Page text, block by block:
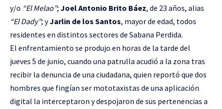
y/o “El Melao”; Joel Antonio Brito Báez, de 23 años, alias
“El Dady”; yJarlin de los Santos, mayor de edad, todos
residentes en distintos sectores de Sabana Perdida.
El enfrentamiento se produjo en horas de la tarde del
jueves 5 de junio, cuando una patrulla acudió a la zona tras
recibir la denuncia de una ciudadana, quien reportó que dos
hombres que fingían ser mototaxistas de una aplicación
digital la interceptaron y despojaron de sus pertenencias a